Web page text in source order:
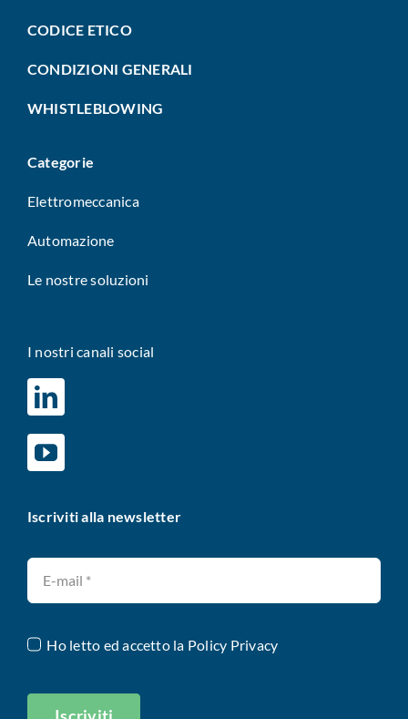
CODICE ETICO
CONDIZIONI GENERALI
WHISTLEBLOWING
Categorie
Elettromeccanica
Automazione
Le nostre soluzioni
I nostri canali social
Iscriviti alla newsletter
Ho letto ed accetto la Policy Privacy
Iscriviti